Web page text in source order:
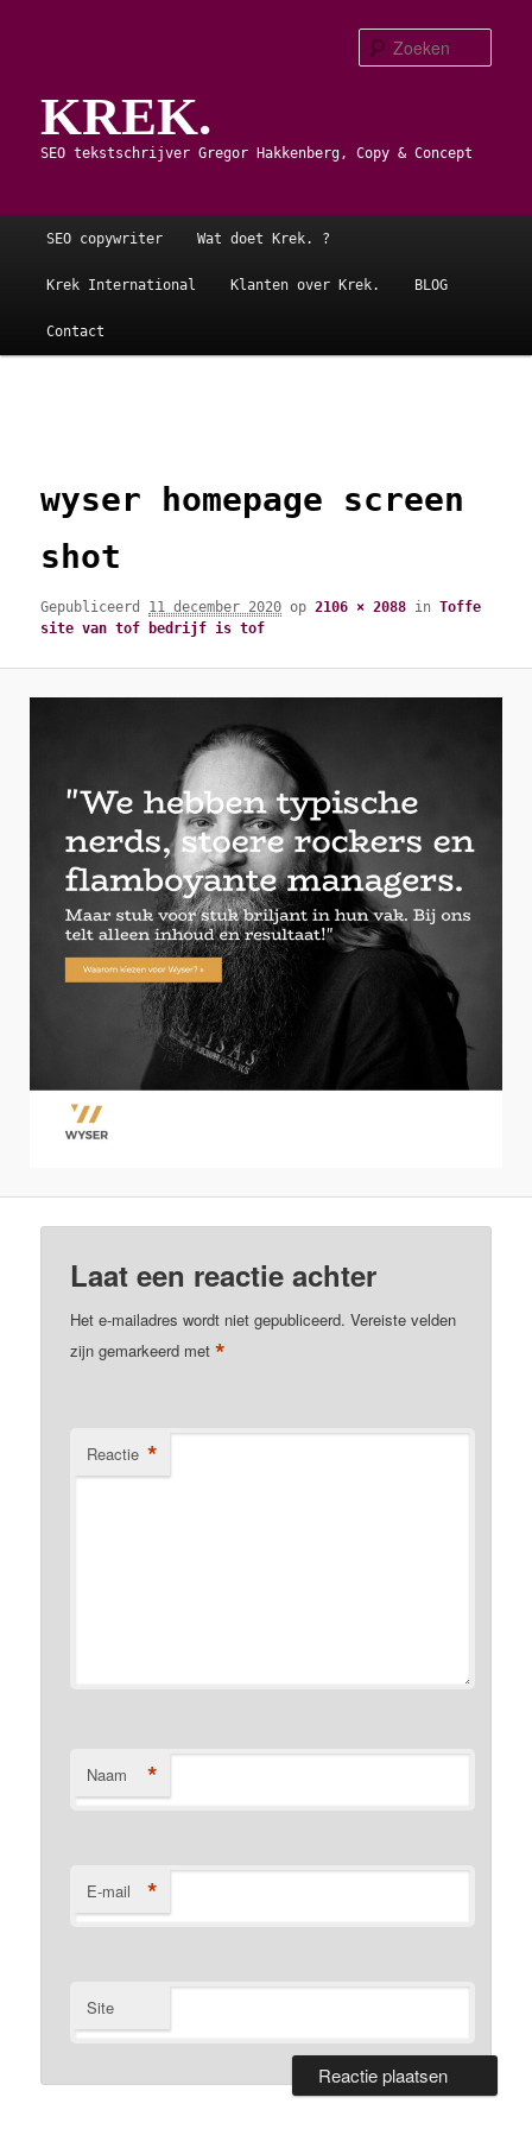
primaire
inhoudKREK.
SEO tekstschrijver Gregor Hakkenberg, Copy & Concept
Hoofdmenu
SEO copywriter Wat doet Krek. ?
Krek International Klanten over Krek. BLOG
Contact
wyser homepage screen
shot
Gepubliceerd 11 december 2020 op2106 × 2088 inToffe
site van tof bedrijf is tof
Laat een reactie achter
Het e-mailadres wordt niet gepubliceerd. Vereiste velden
zijn gemarkeerd met*
Reactie *
Naam *
E-mail *
Site